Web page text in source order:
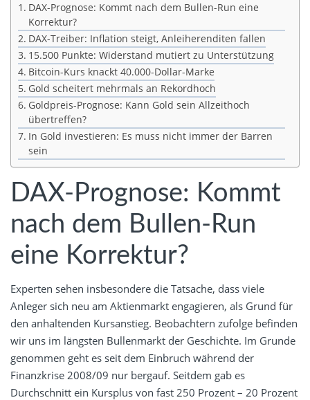
DAX-Prognose: Kommt nach dem Bullen-Run eine
Korrektur?
DAX-Treiber: Inflation steigt, Anleiherenditen fallen
15.500 Punkte: Widerstand mutiert zu Unterstützung
Bitcoin-Kurs knackt 40.000-Dollar-Marke
Gold scheitert mehrmals an Rekordhoch
Goldpreis-Prognose: Kann Gold sein Allzeithoch
übertreffen?
In Gold investieren: Es muss nicht immer der Barren
sein
DAX-Prognose: Kommt
nach dem Bullen-Run
eine Korrektur?
Experten sehen insbesondere die Tatsache, dass viele
Anleger sich neu am Aktienmarkt engagieren, als Grund für
den anhaltenden Kursanstieg. Beobachtern zufolge befinden
wir uns im längsten Bullenmarkt der Geschichte. Im Grunde
genommen geht es seit dem Einbruch während der
Finanzkrise 2008/09 nur bergauf. Seitdem gab es
Durchschnitt ein Kursplus von fast 250 Prozent – 20 Prozent